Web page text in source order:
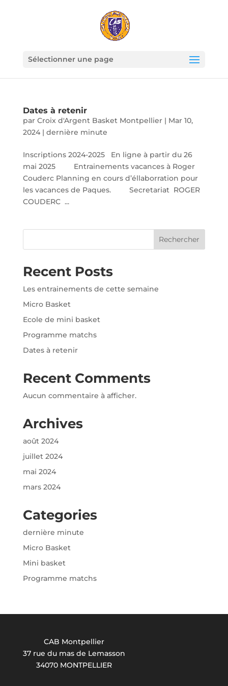
Sélectionner une page
Dates à retenir
par Croix d'Argent Basket Montpellier| Mar 10,
2024| dernière minute
Inscriptions 2024-2025 En ligne à partir du 26
mai 2025 Entrainements vacances à Roger
Couderc Planning en cours d’éllaborration pour
les vacances de Paques. Secretariat ROGER
COUDERC ...
Rechercher
Recent Posts
Les entrainements de cette semaine
Micro Basket
Ecole de mini basket
Programme matchs
Dates à retenir
Recent Comments
Aucun commentaire à afficher.
Archives
août 2024
juillet 2024
mai 2024
mars 2024
Categories
dernière minute
Micro Basket
Mini basket
Programme matchs
CAB Montpellier
37 rue du mas de Lemasson
34070 MONTPELLIER